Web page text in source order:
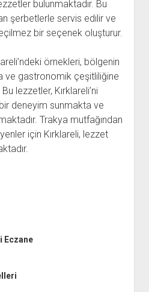
bulunmaktadır. Bu
şerbetlerle servis edilir ve
bir seçenek oluşturur.
örnekleri, bölgenin
ve gastronomik çeşitliliğine
lezzetler, Kırklareli’ni
deneyim sunmakta ve
Trakya mutfağından
için Kırklareli, lezzet
Eczane